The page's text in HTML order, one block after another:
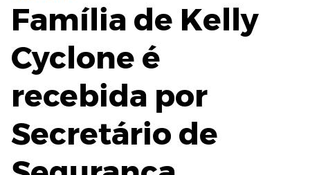
Família de Kelly
Cyclone é
recebida por
Secretário de